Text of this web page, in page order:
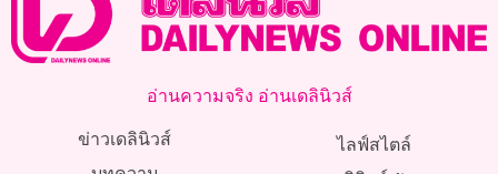
อ่านความจริง อ่านเดลินิวส์
ข่าวเดลินิวส์
ไลฟ์สไตล์